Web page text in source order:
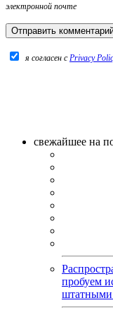
электронной почте
я согласен c Privacy
свежайшее на
пробуем
штатными